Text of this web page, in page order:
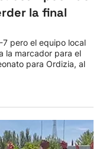
la final
pero el equipo local
la marcador para el
para Ordizia, al